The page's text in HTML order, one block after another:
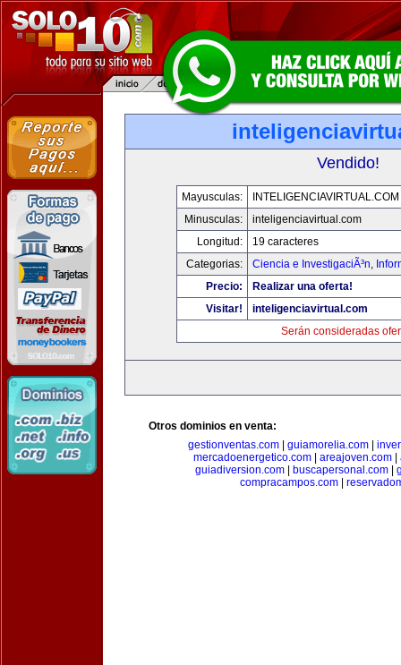
Vendido!
Mayusculas:
INTELIGENCIAVIRTUAL.COM
Minusculas:
inteligenciavirtual.com
Longitud:
19 caracteres
Categorias:
Ciencia e InvestigaciÃ³n,
Precio:
Realizar una oferta!
Visitar!
inteligenciavirtual.com
Serán consideradas
Otros dominios en venta:
gestionventas.com| guiamorelia.com|
mercadoenergetico.com| areajoven.com|
guiadiversion.com| buscapersonal.com|
compracampos.com